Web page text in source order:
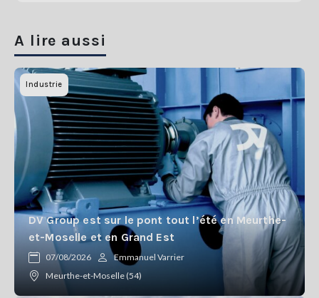
A lire aussi
Industrie
DV Group est sur le pont tout l’été en Meurthe-
et-Moselle et en Grand Est
07/08/2026
Emmanuel Varrier
Meurthe-et-Moselle (54)